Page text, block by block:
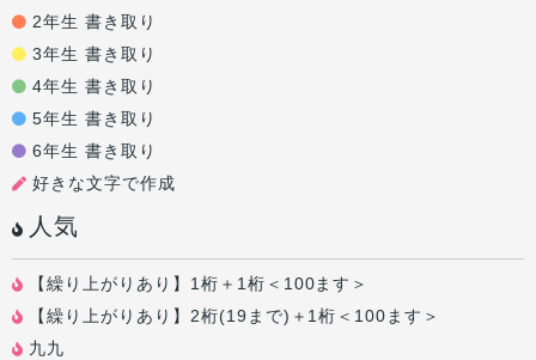
2年生 書き取り
3年生 書き取り
4年生 書き取り
5年生 書き取り
6年生 書き取り
好きな文字で作成
人気
【繰り上がりあり】1桁＋1桁＜100ます＞
【繰り上がりあり】2桁(19まで)＋1桁＜100ます＞
九九